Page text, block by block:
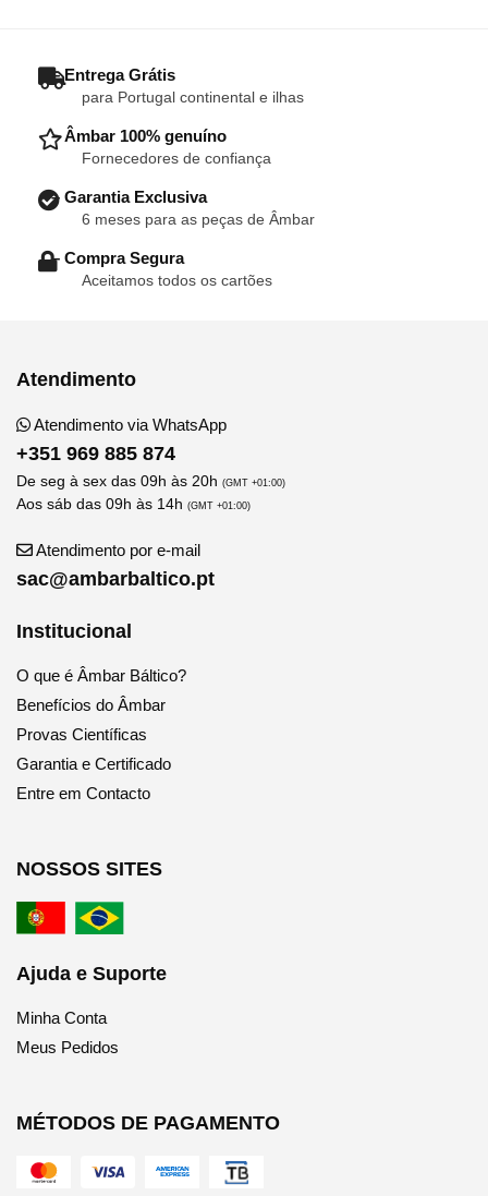
– Entrega Grátis
para Portugal continental e ilhas
– Âmbar 100% genuíno
Fornecedores de confiança
– Garantia Exclusiva
6 meses para as peças de Âmbar
– Compra Segura
Aceitamos todos os cartões
Atendimento
Atendimento via WhatsApp
+351 969 885 874
De seg à sex das 09h às 20h (GMT +01:00)
Aos sáb das 09h às 14h (GMT +01:00)
Atendimento por e-mail
sac@ambarbaltico.pt
Institucional
O que é Âmbar Báltico?
Benefícios do Âmbar
Provas Científicas
Garantia e Certificado
Entre em Contacto
NOSSOS SITES
Ajuda e Suporte
Minha Conta
Meus Pedidos
MÉTODOS DE PAGAMENTO